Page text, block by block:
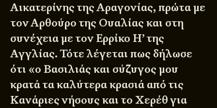
Αικατερίνης της Αραγονίας, πρώτα με
τον Αρθούρο της Ουαλίας και στη
συνέχεια με τον Ερρίκο Η’ της
Αγγλίας. Τότε λέγεται πως δήλωσε
ότι «ο Βασιλιάς και σύζυγος μου
κρατά τα καλύτερα κρασιά από τις
Κανάριες νήσους και το Χερέθ για